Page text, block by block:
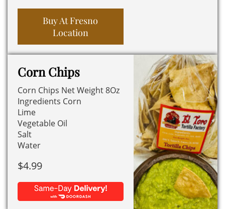
Buy At Fresno
Location
Corn Chips
Corn Chips Net Weight 8Oz
Ingredients Corn
Lime
Vegetable Oil
Salt
Water
$4.99